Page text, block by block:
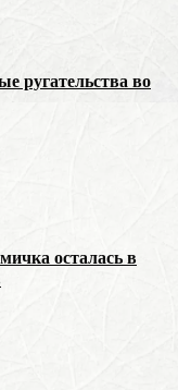
ругательства во
осталась в